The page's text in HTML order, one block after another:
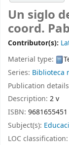
Un siglo
coord.
Contributor(s):
Material type:
Series: Biblioteca
Publication
Description: 2 v
ISBN:
Subject(s):
LOC classification: